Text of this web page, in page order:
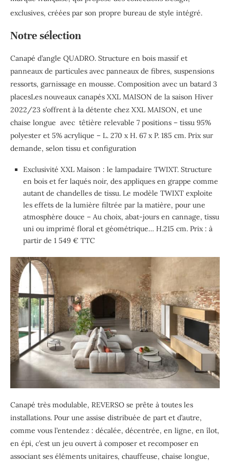
exclusives, créées par son propre bureau de style intégré.
Notre sélection
Canapé d’angle QUADRO. Structure en bois massif et
panneaux de particules avec panneaux de fibres, suspensions
ressorts, garnissage en mousse. Composition avec un batard 3
placesLes nouveaux canapés XXL MAISON de la saison Hiver
2022/23 s’offrent à la détente chez XXL MAISON, et une
chaise longue avec têtière relevable 7 positions – tissu 95%
polyester et 5% acrylique – L. 270 x H. 67 x P. 185 cm. Prix sur
demande, selon tissu et configuration
Exclusivité XXL Maison : le lampadaire TWIXT. Structure
en bois et fer laqués noir, des appliques en grappe comme
autant de chandelles de tissu. Le modèle TWIXT exploite
les effets de la lumière filtrée par la matière, pour une
atmosphère douce – Au choix, abat-jours en cannage, tissu
uni ou imprimé floral et géométrique… H.215 cm. Prix : à
partir de 1 549 € TTC
Canapé très modulable, REVERSO se prête à toutes les
installations. Pour une assise distribuée de part et d’autre,
comme vous l’entendez : décalée, décentrée, en ligne, en îlot,
en épi, c’est un jeu ouvert à composer et recomposer en
associant ses éléments unitaires, chauffeuse, chaise longue,